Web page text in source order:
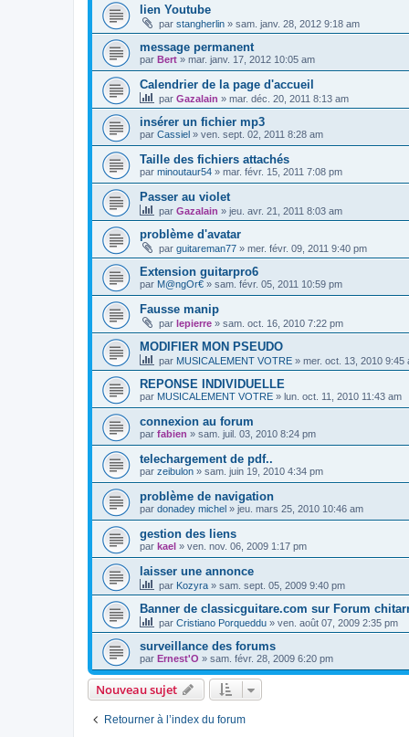
lien Youtube
par stangherlin » sam. janv. 28, 2012 9:18 am
message permanent
par Bert » mar. janv. 17, 2012 10:05 am
Calendrier de la page d'accueil
par Gazalain » mar. déc. 20, 2011 8:13 am
insérer un fichier mp3
par Cassiel » ven. sept. 02, 2011 8:28 am
Taille des fichiers attachés
par minoutaur54 » mar. févr. 15, 2011 7:08 pm
Passer au violet
par Gazalain » jeu. avr. 21, 2011 8:03 am
problème d'avatar
par guitareman77 » mer. févr. 09, 2011 9:40 pm
Extension guitarpro6
par M@ngOr€ » sam. févr. 05, 2011 10:59 pm
Fausse manip
par lepierre » sam. oct. 16, 2010 7:22 pm
MODIFIER MON PSEUDO
par MUSICALEMENT VOTRE » mer. oct. 13, 2010 9:45
REPONSE INDIVIDUELLE
par MUSICALEMENT VOTRE » lun. oct. 11, 2010 11:43 am
connexion au forum
par fabien » sam. juil. 03, 2010 8:24 pm
telechargement de pdf..
par zeibulon » sam. juin 19, 2010 4:34 pm
problème de navigation
par donadey michel » jeu. mars 25, 2010 10:46 am
gestion des liens
par kael » ven. nov. 06, 2009 1:17 pm
laisser une annonce
par Kozyra » sam. sept. 05, 2009 9:40 pm
Banner de classicguitare.com sur Forum
par Cristiano Porqueddu » ven. août 07, 2009 2:35 pm
surveillance des forums
par Ernest'O » sam. févr. 28, 2009 6:20 pm
Nouveau sujet
Retourner à l’index du forum